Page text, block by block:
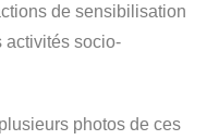
de sensibilisation
activités socio-
photos de ces